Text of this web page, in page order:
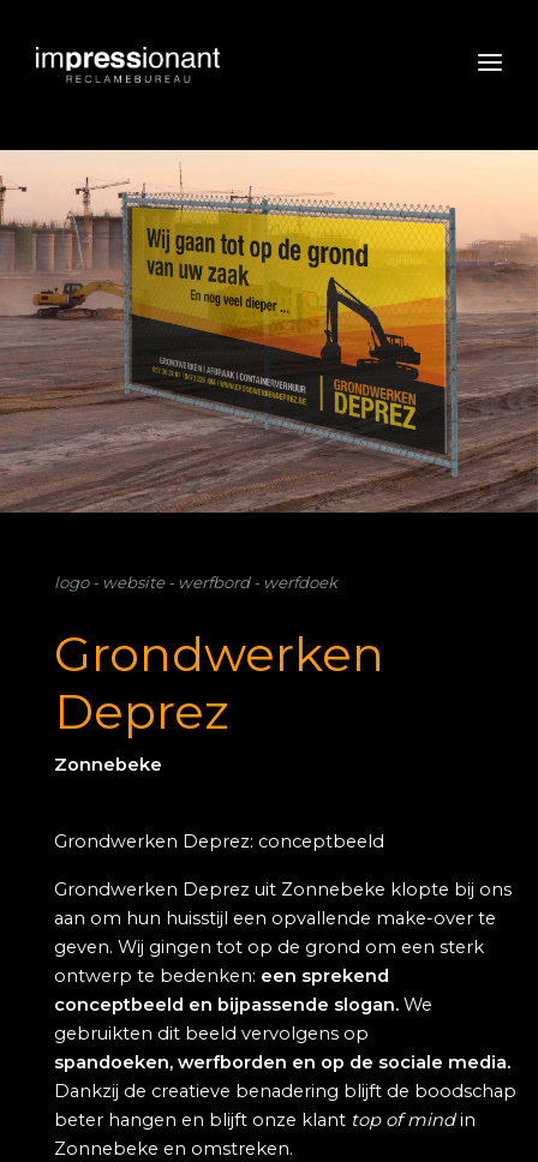
logo - website - werfbord - werfdoek
Grondwerken
Deprez
Zonnebeke
Grondwerken Deprez: conceptbeeld
Grondwerken Deprez uit Zonnebeke klopte bij ons
aan om hun huisstijl een opvallende make-over te
geven. Wij gingen tot op de grond om een sterk
ontwerp te bedenken: een sprekend
conceptbeeld en bijpassende slogan. We
gebruikten dit beeld vervolgens op
spandoeken, werfborden en op de sociale media.
Dankzij de creatieve benadering blijft de boodschap
beter hangen en blijft onze klant top of mindin
Zonnebeke en omstreken.